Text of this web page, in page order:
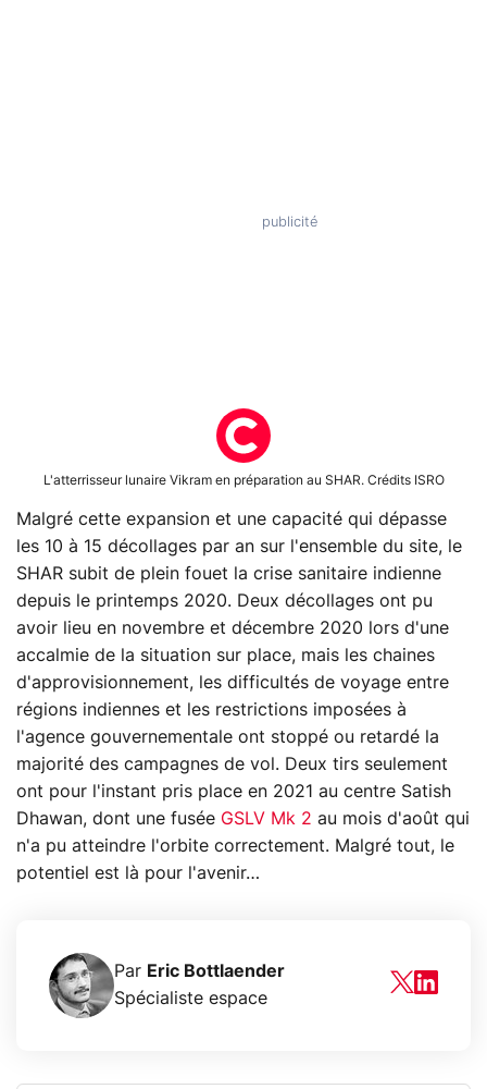
L'atterrisseur lunaire Vikram en préparation au SHAR. Crédits ISRO
Malgré cette expansion et une capacité qui dépasse
les 10 à 15 décollages par an sur l'ensemble du site, le
SHAR subit de plein fouet la crise sanitaire indienne
depuis le printemps 2020. Deux décollages ont pu
avoir lieu en novembre et décembre 2020 lors d'une
accalmie de la situation sur place, mais les chaines
d'approvisionnement, les difficultés de voyage entre
régions indiennes et les restrictions imposées à
l'agence gouvernementale ont stoppé ou retardé la
majorité des campagnes de vol. Deux tirs seulement
ont pour l'instant pris place en 2021 au centre Satish
Dhawan, dont une fusée GSLV Mk 2 au mois d'août qui
n'a pu atteindre l'orbite correctement. Malgré tout, le
potentiel est là pour l'avenir…
Par Eric Bottlaender
Spécialiste espace